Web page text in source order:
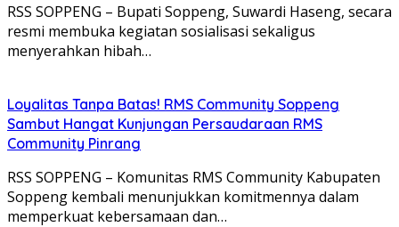
RSS SOPPENG – Bupati Soppeng, Suwardi Haseng, secara
resmi membuka kegiatan sosialisasi sekaligus
menyerahkan hibah…
Loyalitas Tanpa Batas! RMS Community Soppeng
Sambut Hangat Kunjungan Persaudaraan RMS
Community Pinrang
RSS SOPPENG – Komunitas RMS Community Kabupaten
Soppeng kembali menunjukkan komitmennya dalam
memperkuat kebersamaan dan…